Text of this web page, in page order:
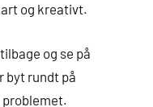
og kreativt.
og se på
byt rundt på
problemet.